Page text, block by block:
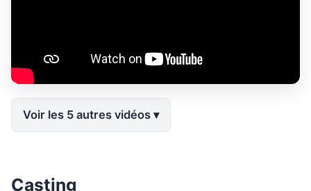
Voir les 5 autres vidéos
Casting